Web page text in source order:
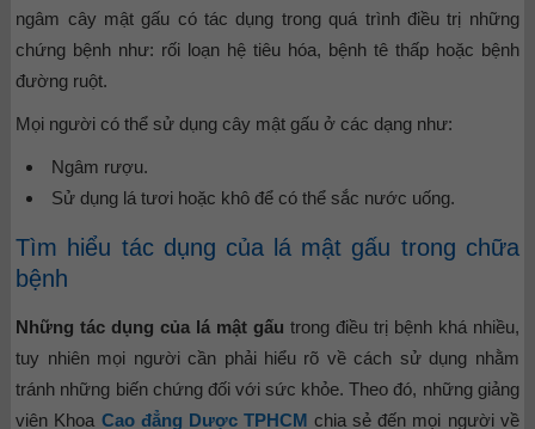
ngâm cây mật gấu có tác dụng trong quá trình điều trị những
chứng bệnh như: rối loạn hệ tiêu hóa, bệnh tê thấp hoặc bệnh
đường ruột.
Mọi người có thể sử dụng cây mật gấu ở các dạng như:
Ngâm rượu.
Sử dụng lá tươi hoặc khô để có thể sắc nước uống.
Tìm hiểu tác dụng của lá mật gấu trong chữa
bệnh
Những tác dụng của lá mật gấu trong điều trị bệnh khá nhiều,
tuy nhiên mọi người cần phải hiểu rõ về cách sử dụng nhằm
tránh những biến chứng đối với sức khỏe. Theo đó, những giảng
viên Khoa Cao đẳng Dược TPHCM chia sẻ đến mọi người về